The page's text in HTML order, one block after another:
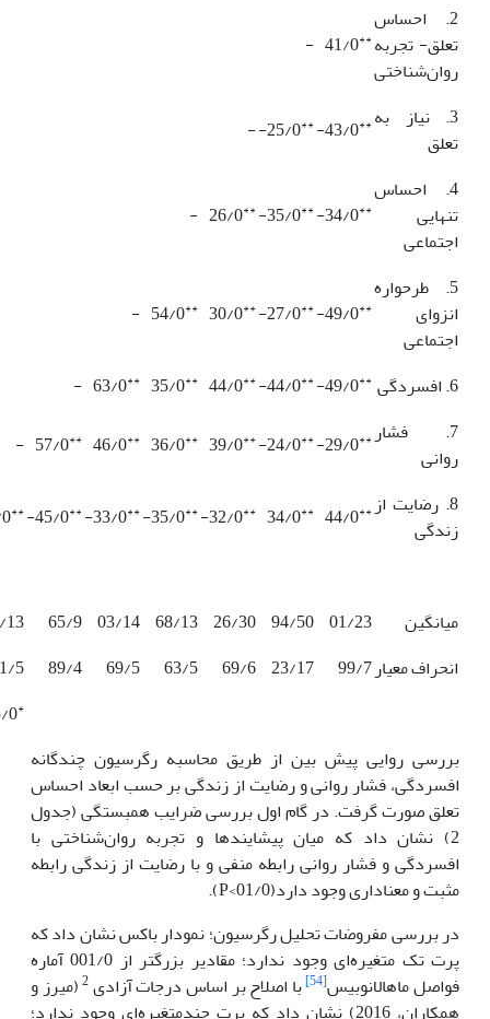
2. احساس
تعلق- تجربه
روان‌شناختی
**
41/0
-
3. نیاز به
تعلق
**
43/0-
**
25/0-
-
4. احساس
تنهایی
اجتماعی
**
34/0-
**
35/0-
**
26/0
-
5. طرحواره
انزوای
اجتماعی
**
49/0-
**
27/0-
**
30/0
**
54/0
-
6. افسردگی **
49/0-
**
44/0-
**
44/0
**
35/0
**
63/0
-
7. فشار
روانی
**
29/0-
**
24/0-
**
39/0
**
36/0
**
46/0
**
57/0
-
8. رضایت از
زندگی
**
44/0
**
34/0
**
32/0-
**
35/0-
**
33/0-
**
45/0-
**
میانگین 01/23
94/50
26/30
68/13
03/14
65/9
انحراف معیار99/7
23/17
69/6
63/5
69/5
89/4
5
*
0
بررسی روایی پیش بین از طریق محاسبه رگرسیون چندگانه
افسردگی، فشار روانی و رضایت از زندگی بر حسب ابعاد احساس
تعلق صورت گرفت. در گام اول بررسی ضرایب همبستگی (جدول
2) نشان داد که میان پیشایندها و تجربه روان‌شناختی با
افسردگی و فشار روانی رابطه منفی و با رضایت از زندگی رابطه
مثبت و معناداری وجود دارد(01/0>P).
در بررسی مفروضات تحلیل رگرسیون؛ نمودار باکس نشان داد که
پرت تک متغیره‌ای وجود ندارد؛ مقادیر بزرگتر از 001/0 آماره
فواصل ماهالانوبیس[54] با اصلاح بر اساس درجات آزادی2(میرز و
همکاران، 2016) نشان داد که پرت چندمتغیره‌ای وجود ندارد؛